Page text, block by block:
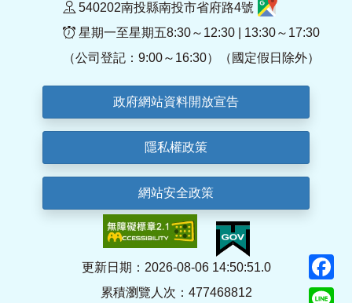
540202南投縣南投市省府路4號
星期一至星期五8:30～12:30 | 13:30～17:30
（公司登記：9:00～16:30）（國定假日除外）
政府網站資料開放宣告
隱私權政策
網站安全政策
更新日期：2026-08-06 14:50:51.0
累積瀏覽人次：477468812